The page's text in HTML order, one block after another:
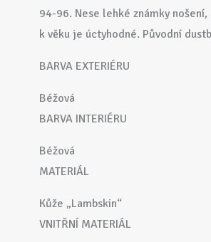
94-96. Nese lehké známky
k věku je úctyhodné. Původní
BARVA EXTERIÉRU
Béžová
BARVA INTERIÉRU
Béžová
MATERIÁL
Kůže „Lambskin“
VNITŘNÍ MATERIÁL